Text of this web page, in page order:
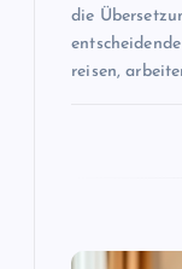
die
reisen,